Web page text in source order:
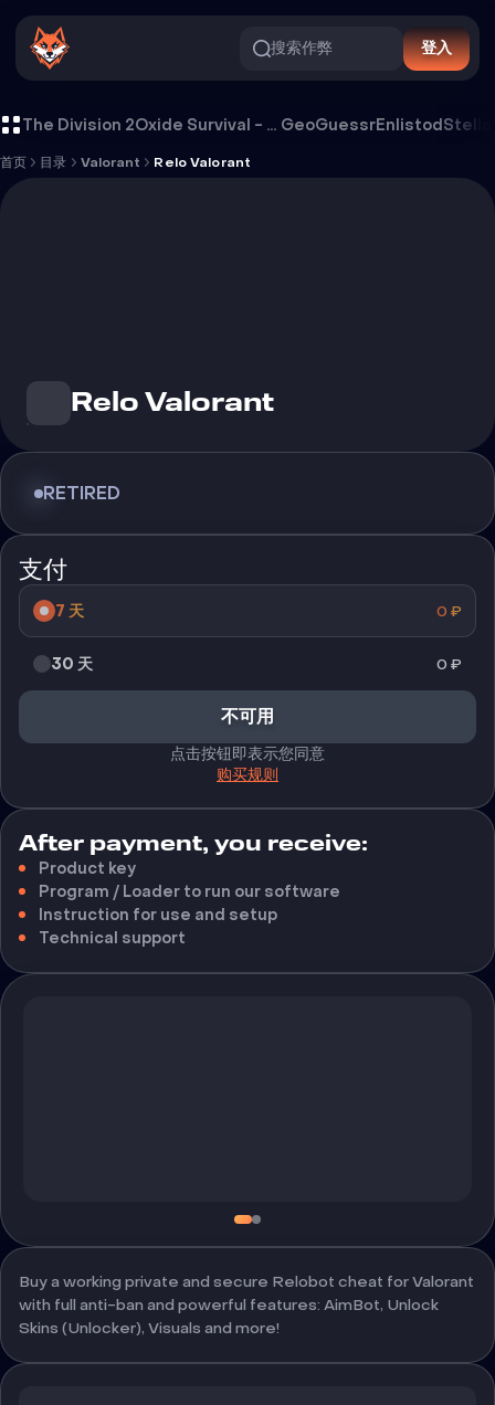
搜索作弊 登入
The Division 2 Oxide Survival - Rust Mobile GeoGuessrEnlistodStella
首页 目录 Valorant Relo Valorant
Relo Valorant
RETIRED
支付
7 天 0 ₽
30 天 0 ₽
不可用
点击按钮即表示您同意
购买规则
After payment, you receive:
Product key
Program / Loader to run our software
Instruction for use and setup
Technical support
Buy a working private and secure Relobot cheat for Valorant
with full anti-ban and powerful features: AimBot, Unlock
Skins (Unlocker), Visuals and more!